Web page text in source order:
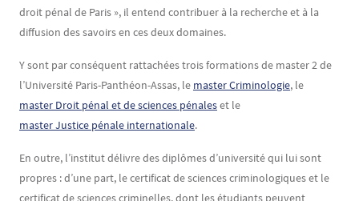
droit pénal de Paris », il entend contribuer à la recherche et à la
diffusion des savoirs en ces deux domaines.
Y sont par conséquent rattachées trois formations de master 2 de
l’Université Paris-Panthéon-Assas, le master Criminologie, le
master Droit pénal et de sciences pénaleset le
master Justice pénale internationale.
En outre, l’institut délivre des diplômes d’université qui lui sont
propres : d’une part, le certificat de sciences criminologiques et le
certificat de sciences criminelles, dont les étudiants peuvent